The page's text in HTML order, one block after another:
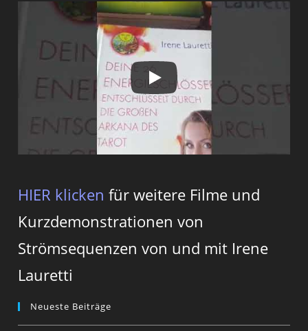
HIER klicken für weitere Filme und
Kurzdemonstrationen von
Strömsequenzen von und mit Irene
Lauretti
Neueste Beiträge